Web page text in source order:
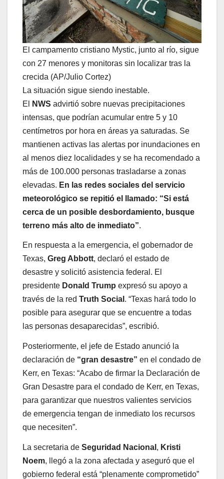
El campamento cristiano Mystic, junto al río, sigue
con 27 menores y monitoras sin localizar tras la
crecida (AP/Julio Cortez)
La situación sigue siendo inestable.
El
NWS advirtió sobre nuevas precipitaciones
intensas, que podrían acumular entre 5 y 10
centímetros por hora en áreas ya saturadas. Se
mantienen activas las alertas por inundaciones en
al menos diez localidades y se ha recomendado a
más de 100.000 personas trasladarse a zonas
elevadas. En las redes sociales del servicio
meteorológico se repitió el llamado: “Si está
cerca de un posible desbordamiento, busque
terreno más alto de inmediato”.
En respuesta a la emergencia, el gobernador de
Texas, Greg Abbott, declaró el estado de
desastre y solicitó asistencia federal. El
presidente Donald Trump expresó su apoyo a
través de la red Truth Social . “Texas hará todo lo
posible para asegurar que se encuentre a todas
las personas desaparecidas”, escribió.
Posteriormente, el jefe de Estado anunció la
declaración de “gran desastre” en el condado de
Kerr, en Texas: “Acabo de firmar la Declaración de
Gran Desastre para el condado de Kerr, en Texas,
para garantizar que nuestros valientes servicios
de emergencia tengan de inmediato los recursos
que necesiten”.
La secretaria de Seguridad Nacional , Kristi
Noem, llegó a la zona afectada y aseguró que el
gobierno federal está “plenamente comprometido”